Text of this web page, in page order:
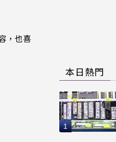
，也喜
本日熱門